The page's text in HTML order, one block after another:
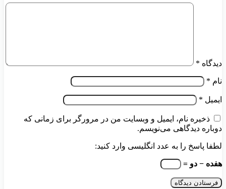
دیدگاه *
نام *
ایمیل *
ذخیره نام، ایمیل و وبسایت من در مرورگر برای زمانی که
دوباره دیدگاهی می‌نویسم.
لطفا پاسخ را به عدد انگلیسی وارد کنید:
هفده − دو =